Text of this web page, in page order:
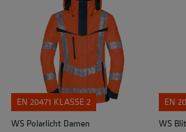
EN 20471 KLASSE 2
WS Polarlicht Damen
EN
WS